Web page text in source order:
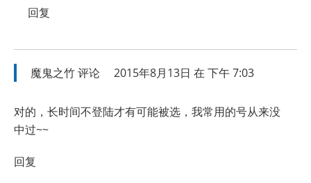
回复
魔鬼之竹评论 2015年8月13日 在 下午 7:03
对的，长时间不登陆才有可能被选，我常用的号从来没
中过~~
回复